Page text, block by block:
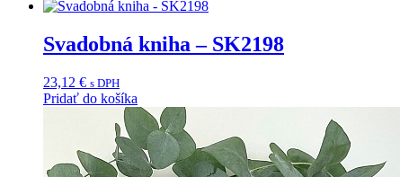
Svadobná kniha – SK2198
23,12 € s DPH
Pridať do košíka